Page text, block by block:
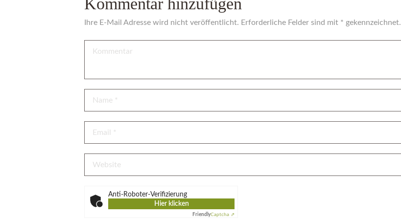
Kommentar hinzufügen
Ihre E-Mail Adresse wird nicht veröffentlicht. Erforderliche Felder sind mit * gekennzeichnet.
Anti-Roboter-Verifizierung
Hier klicken
FriendlyCaptcha ⇗